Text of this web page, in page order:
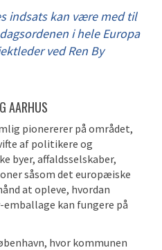
indsats kan være med til
i hele Europa
ved Ren By
AARHUS
pionererer på området,
af politikere og
byer, affaldsselskaber,
såsom det europæiske
at opleve, hvordan
kan fungere på
hvor kommunen